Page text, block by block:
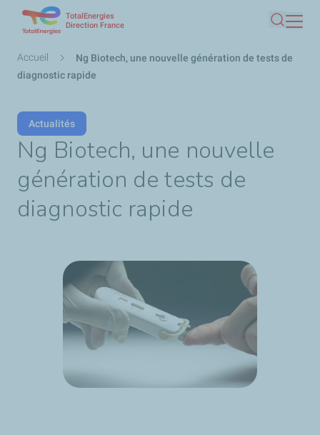
contenu
TotalEnergies
Direction France
Fil
d'Ariane
Accueil
Ng Biotech, une nouvelle génération de tests de
diagnostic rapide
Actualités
Ng Biotech, une nouvelle
génération de tests de
diagnostic rapide